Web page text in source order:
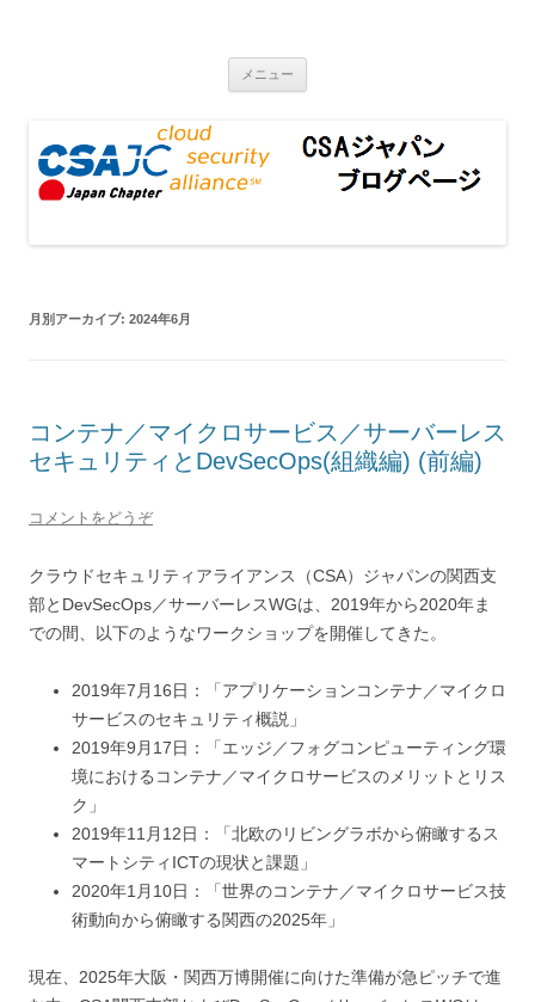
メニュー
月別アーカイブ: 2024年6月
コンテナ／マイクロサービス／サーバーレス
セキュリティとDevSecOps(組織編) (前編)
コメントをどうぞ
クラウドセキュリティアライアンス（CSA）ジャパンの関西支
部とDevSecOps／サーバーレスWGは、2019年から2020年ま
での間、以下のようなワークショップを開催してきた。
2019年7月16日：「アプリケーションコンテナ／マイクロ
サービスのセキュリティ概説」
2019年9月17日：「エッジ／フォグコンピューティング環
境におけるコンテナ／マイクロサービスのメリットとリス
ク」
2019年11月12日：「北欧のリビングラボから俯瞰するス
マートシティICTの現状と課題」
2020年1月10日：「世界のコンテナ／マイクロサービス技
術動向から俯瞰する関西の2025年」
現在、2025年大阪・関西万博開催に向けた準備が急ピッチで進